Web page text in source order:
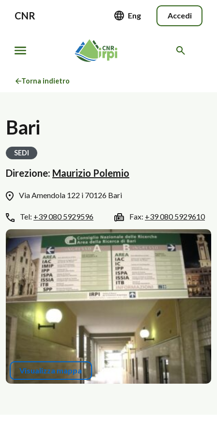
CNR Eng Accedi
Torna indietro
Bari
SEDI
Direzione: Maurizio Polemio
Via Amendola 122 i 70126 Bari
Tel: +39 080 5929596 Fax: +39 080 5929610
Visualizza mappa